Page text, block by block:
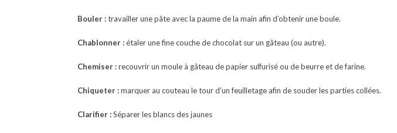
Bouler :travailler une pâte avec la paume de la main afin d’obtenir une boule.
Chablonner :étaler une fine couche de chocolat sur un gâteau (ou autre).
Chemiser :recouvrir un moule à gâteau de papier sulfurisé ou de beurre et de farine.
Chiqueter :marquer au couteau le tour d’un feuilletage afin de souder les parties collées.
Clarifier :Séparer les blancs des jaunes